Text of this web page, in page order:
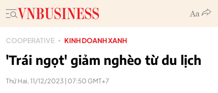
COOPERATIVE KINH DOANH XANH
'Trái ngọt' giảm nghèo từ du lịch
Thứ Hai, 11/12/2023 | 07:50 GMT+7